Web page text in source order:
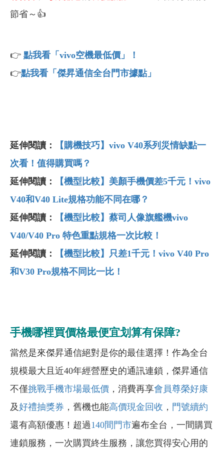
節省～👍
👉 點我看「vivo空機最低價」！
👉點我看「傑昇通信全台門市據點」
延伸閱讀：
【購機技巧】vivo V40系列災情缺點一
次看！值得購買嗎？
延伸閱讀：
【機型比較】美顏手機價差5千元！vivo
V40和V40 Lite規格功能不同在哪？
延伸閱讀：
【機型比較】蔡司人像旗艦機vivo
V40/V40 Pro 特色重點規格一次比較！
延伸閱讀：
【機型比較】只差1千元！vivo V40 Pro
和V30 Pro規格不同比一比！
手機哪裡買價格最便宜划算有保障?
當然是來傑昇通信絕對是你的最佳選擇！作為全台
規模最大且近40年經營歷史的通訊連鎖，傑昇通信
不僅挑戰手機市場最低價 ，消費再享會員尊榮好康
及好禮抽獎券 ，舊機也能高價現金回收 ， 門號續約
還有高額優惠！超過140間門市遍布全台，一間購買
連鎖服務，一次購買終生服務，讓您買得安心用的